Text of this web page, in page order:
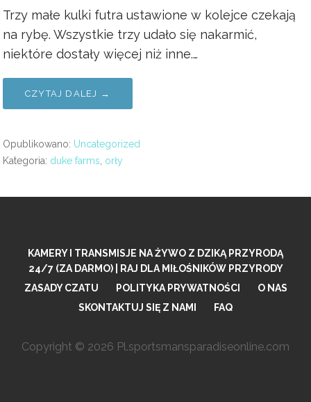
Trzy małe kulki futra ustawione w kolejce czekają
na rybę. Wszystkie trzy udało się nakarmić,
niektóre dostały więcej niż inne.…
CZYTAJ DALEJ →
Opublikowano: Uncategorized
Kategoria: duke farms orły
KAMERY I TRANSMISJE NA ŻYWO Z DZIKĄ PRZYRODĄ
24/7 (ZA DARMO) | RAJ DLA MIŁOŚNIKÓW PRZYRODY
ZASADY CZATU
POLITYKA PRYWATNOŚCI
O NAS
SKONTAKTUJ SIĘ Z NAMI
FAQ
Copyright © 2026 Pl.sportsmansparadiseonline.com